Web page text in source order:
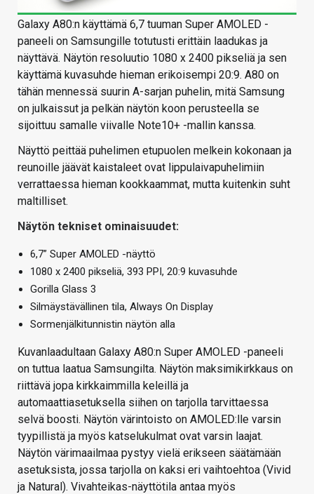
Galaxy A80:n käyttämä 6,7 tuuman Super AMOLED -
paneeli on Samsungille totutusti erittäin laadukas ja
näyttävä. Näytön resoluutio 1080 x 2400 pikseliä ja sen
käyttämä kuvasuhde hieman erikoisempi 20:9. A80 on
tähän mennessä suurin A-sarjan puhelin, mitä Samsung
on julkaissut ja pelkän näytön koon perusteella se
sijoittuu samalle viivalle Note10+ -mallin kanssa.
Näyttö peittää puhelimen etupuolen melkein kokonaan ja
reunoille jäävät kaistaleet ovat lippulaivapuhelimiin
verrattaessa hieman kookkaammat, mutta kuitenkin suht
maltilliset.
Näytön tekniset ominaisuudet:
6,7” Super AMOLED -näyttö
1080 x 2400 pikseliä, 393 PPI, 20:9 kuvasuhde
Gorilla Glass 3
Silmäystävällinen tila, Always On Display
Sormenjälkitunnistin näytön alla
Kuvanlaadultaan Galaxy A80:n Super AMOLED -paneeli
on tuttua laatua Samsungilta. Näytön maksimikirkkaus on
riittävä jopa kirkkaimmilla keleillä ja
automaattiasetuksella siihen on tarjolla tarvittaessa
selvä boosti. Näytön värintoisto on AMOLED:lle varsin
tyypillistä ja myös katselukulmat ovat varsin laajat.
Näytön värimaailmaa pystyy vielä erikseen säätämään
asetuksista, jossa tarjolla on kaksi eri vaihtoehtoa (Vivid
ja Natural). Vivahteikas-näyttötila antaa myös